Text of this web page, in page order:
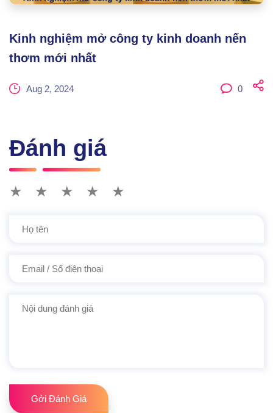
Kinh nghiệm mở công ty kinh doanh nến
thơm mới nhất
Aug 2, 2024 0
Đánh giá
★ ★ ★ ★ ★
Gởi Đánh Giá